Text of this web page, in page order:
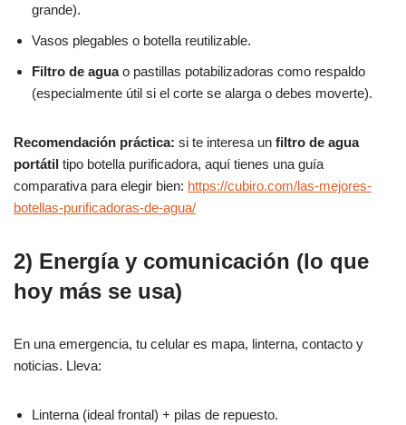
grande).
Vasos plegables o botella reutilizable.
Filtro de aguao pastillas potabilizadoras como respaldo
(especialmente útil si el corte se alarga o debes moverte).
Recomendación práctica: si te interesa un filtro de agua
portátil tipo botella purificadora, aquí tienes una guía
comparativa para elegir bien: https://cubiro.com/las-mejores-
botellas-purificadoras-de-agua/
2) Energía y comunicación (lo que
hoy más se usa)
En una emergencia, tu celular es mapa, linterna, contacto y
noticias. Lleva:
Linterna (ideal frontal) + pilas de repuesto.